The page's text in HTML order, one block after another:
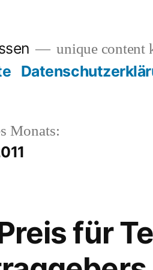
unique content
Monats:
für